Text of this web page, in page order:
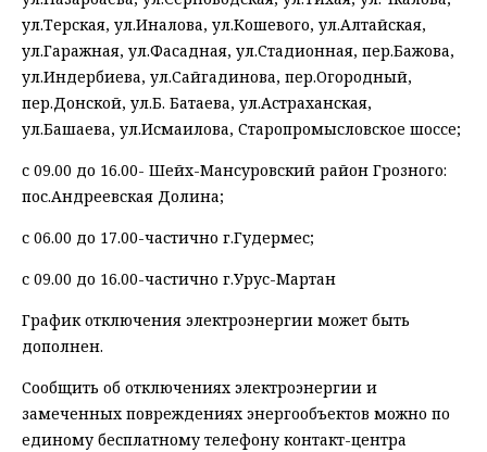
ул.Терская, ул.Иналова, ул.Кошевого, ул.Алтайская,
ул.Гаражная, ул.Фасадная, ул.Стадионная, пер.Бажова,
ул.Индербиева, ул.Сайгадинова, пер.Огородный,
пер.Донской, ул.Б. Батаева, ул.Астраханская,
ул.Башаева, ул.Исмаилова, Старопромысловское шоссе;
с 09.00 до 16.00- Шейх-Мансуровский район Грозного:
пос.Андреевская Долина;
с 06.00 до 17.00-частично г.Гудермес;
с 09.00 до 16.00-частично г.Урус-Мартан
График отключения электроэнергии может быть
дополнен.
Сообщить об отключениях электроэнергии и
замеченных повреждениях энергообъектов можно по
единому бесплатному телефону контакт-центра